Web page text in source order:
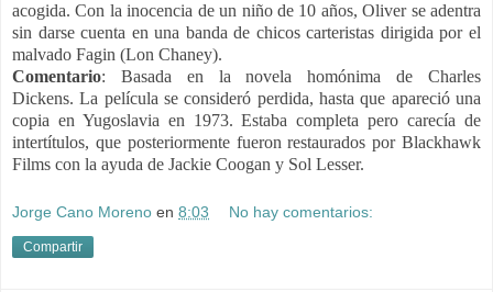
acogida. Con la inocencia de un niño de 10 años, Oliver se adentra
sin darse cuenta en una banda de chicos carteristas dirigida por el
malvado Fagin (Lon Chaney).
Comentario: Basada en la novela homónima de Charles
Dickens.La película se consideró perdida, hasta que apareció una
copia en Yugoslavia en 1973. Estaba completa pero carecía de
intertítulos, que posteriormente fueron restaurados por Blackhawk
Films con la ayuda de Jackie Coogan y Sol Lesser.
Jorge Cano Moreno en 8:03 No hay comentarios:
Compartir